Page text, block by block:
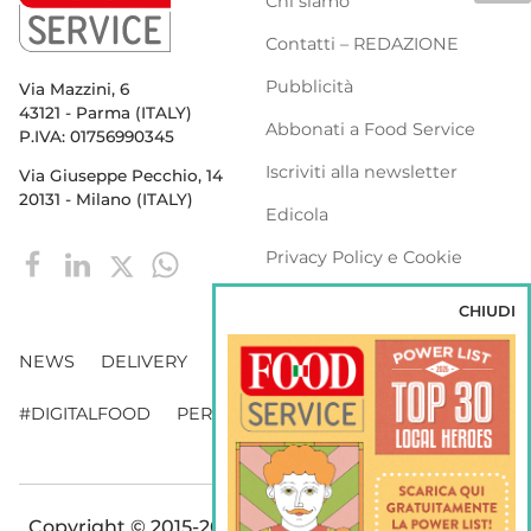
Via Mazzini, 6
43121 - Parma (ITALY)
P.IVA: 01756990345
Via Giuseppe Pecchio, 14
20131 - Milano (ITALY)
Contatti – REDAZIONE
Pubblicità
Abbonati a Food Service
Iscriviti alla newsletter
Edicola
Privacy Policy e Cookie
NEWS DELIVERY DISTRIBUZIONE
#DIGITALFOOD PERSONE WEBINAR VENDING
CHIUDI